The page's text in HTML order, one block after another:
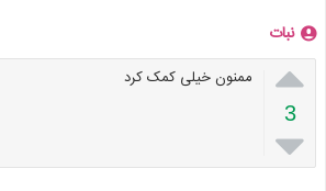
نبات

3

ممنون خیلی کمک کرد